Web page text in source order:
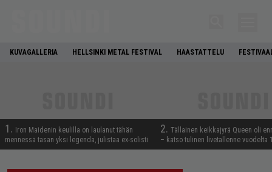
KUVAGALLERIA HELLSINKI METAL FESTIVAL HAASTATTELU
1.
Iron Maidenin keulilla on laulanut tähän
mennessä tasan yksi legenda, julistaa ex-solisti
2. Tällainen keikkajyrä Queen oli
– katso tulinen livetallenne vuodelta